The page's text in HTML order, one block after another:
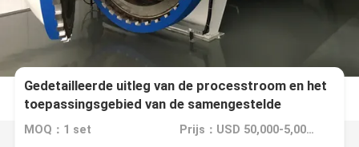
Gedetailleerde uitleg van de processtroom en het
toepassingsgebied van de samengestelde
autoclaaf
MOQ：1 set Prijs：USD 50,000-5,000,000